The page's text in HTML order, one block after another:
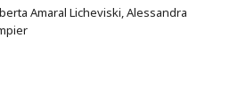
Amaral Licheviski, Alessandra